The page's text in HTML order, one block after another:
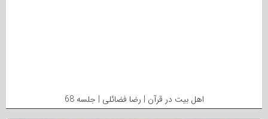
اهل بیت در قرآن | رضا فضائلی | جلسه 68